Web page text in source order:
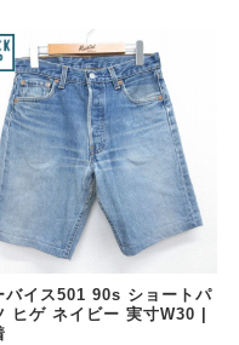
バイス501 90s ショートパ
ヒゲ ネイビー 実寸W30 |